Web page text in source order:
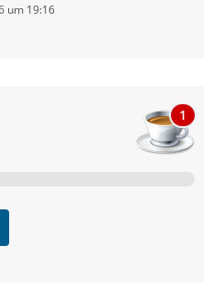
um 19:16
1